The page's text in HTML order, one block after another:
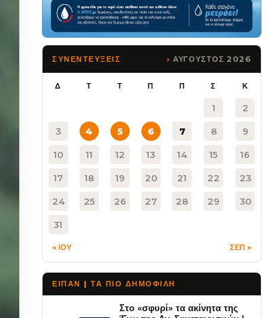
ΣΥΝΕΝΤΕΥΞΕΙΣ ΑΥΓΟΥΣΤΟΣ 2026
Δ Τ Τ Π Π Σ Κ
1 2
3 4 5 6 7 8 9
10 11 12 13 14 15 16
17 18 19 20 21 22 23
24 25 26 27 28 29 30
31
« ΙΟΥ ΣΕΠ »
ΕΙΠΑΝ | ΤΑ ΠΙΟ ΔΗΜΟΦΙΛΉ
Στο «σφυρί» τα ακίνητα της